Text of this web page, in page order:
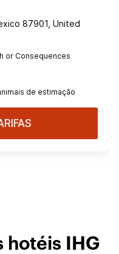
87901, United
or Consequences
de estimação
hotéis IHG